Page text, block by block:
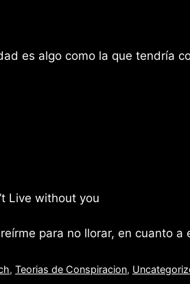
es algo como la que tendría
Live without you
para no llorar, en cuanto
,Teorias de Conspiracion,